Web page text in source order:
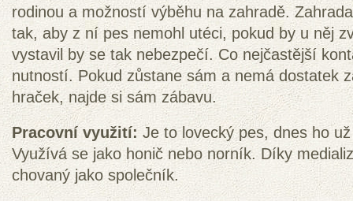
rodinou a možností výběhu na zahradě.
tak, aby z ní pes nemohl utéci, pokud by u něj
vystavil by se tak nebezpečí. Co nejčastější
nutností. Pokud zůstane sám a nemá dostatek
hraček, najde si sám zábavu.
Pracovní využití: Je to lovecký pes, dnes ho
Využívá se jako honič nebo norník. Díky
chovaný jako společník.